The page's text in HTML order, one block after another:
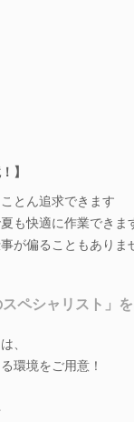
】
とん追求できます
も快適に作業できま
が偏ることもありま
ペシャリスト」を
、
環境をご用意！